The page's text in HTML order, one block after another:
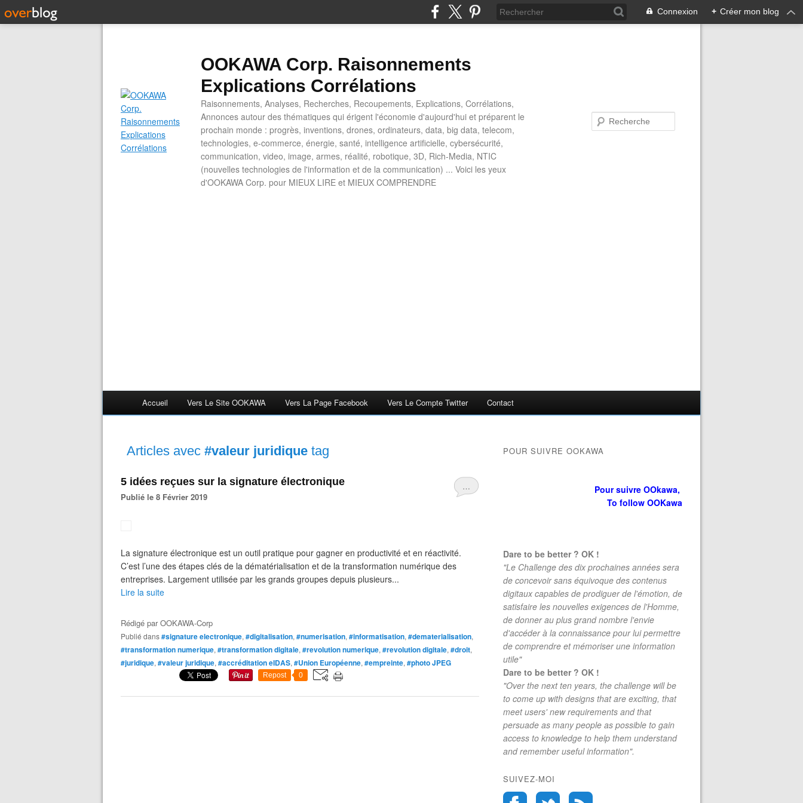
Connexion + Créer mon blog
OOKAWA Corp. Raisonnements
Explications Corrélations
Raisonnements, Analyses, Recherches, Recoupements, Explications, Corrélations,
Annonces autour des thématiques qui érigent l'économie d'aujourd'hui et préparent le
prochain monde : progrès, inventions, drones, ordinateurs, data, big data, telecom,
technologies, e-commerce, énergie, santé, intelligence artificielle, cybersécurité,
communication, video, image, armes, réalité, robotique, 3D, Rich-Media, NTIC
(nouvelles technologies de l'information et de la communication) ... Voici les yeux
d'OOKAWA Corp. pour MIEUX LIRE et MIEUX COMPRENDRE
Accueil Vers Le Site OOKAWA Vers La Page Facebook Vers Le Compte Twitter Contact
Articles avec #valeur juridique tag
…
5 idées reçues sur la signature électronique
Publié le 8 Février 2019
La signature électronique est un outil pratique pour gagner en productivité et en réactivité.
C’est l’une des étapes clés de la dématérialisation et de la transformation numérique des
entreprises. Largement utilisée par les grands groupes depuis plusieurs...
Lire la suite
Rédigé parOOKAWA-Corp
Publié dans#signature electronique, #digitalisation, #numerisation, #informatisation, #dematerialisation,
#transformation numerique, #transformation digitale, #revolution numerique, #revolution digitale, #droit,
#juridique, #valeur juridique, #accréditation eIDAS, #Union Européenne, #empreinte, #photo JPEG
Repost 0
POUR SUIVRE OOKAWA
Pour suivre OOkawa,
To follow OOKawa
Dare to be better ? OK !
"Le Challenge des dix prochaines années sera
de concevoir sans équivoque des contenus
digitaux capables de prodiguer de l'émotion, de
satisfaire les nouvelles exigences de l'Homme,
de donner au plus grand nombre l'envie
d'accéder à la connaissance pour lui permettre
de comprendre et mémoriser une information
utile"
Dare to be better ? OK !
"Over the next ten years, the challenge will be
to come up with designs that are exciting, that
meet users' new requirements and that
persuade as many people as possible to gain
access to knowledge to help them understand
and remember useful information".
SUIVEZ-MOI